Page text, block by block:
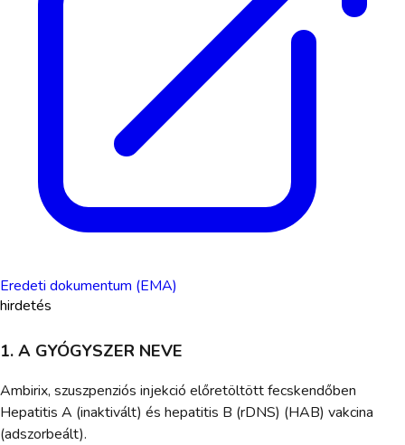
Eredeti dokumentum (EMA)
hirdetés
1. A GYÓGYSZER NEVE
Ambirix, szuszpenziós injekció előretöltött fecskendőben
Hepatitis A (inaktivált) és hepatitis B (rDNS) (HAB) vakcina
(adszorbeált).